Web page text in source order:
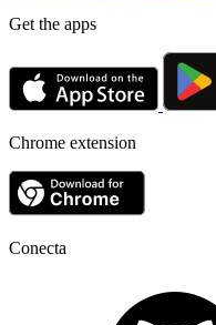
Get the apps
Chrome extension
Conecta